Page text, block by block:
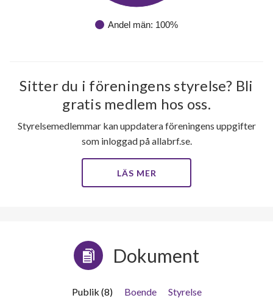
Andel män: 100%
Sitter du i föreningens styrelse? Bli
gratis medlem hos oss.
Styrelsemedlemmar kan uppdatera föreningens uppgifter
som inloggad på allabrf.se.
LÄS MER
Dokument
Publik (8) Boende
Styrelse